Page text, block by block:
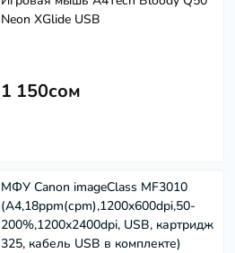
Neon XGlide USB
1 150сом
МФУ Canon imageClass MF3010
(A4,18ppm(cpm),1200x600dpi,50-
200%,1200x2400dpi, USB, картридж
325, кабель USB в комплекте)